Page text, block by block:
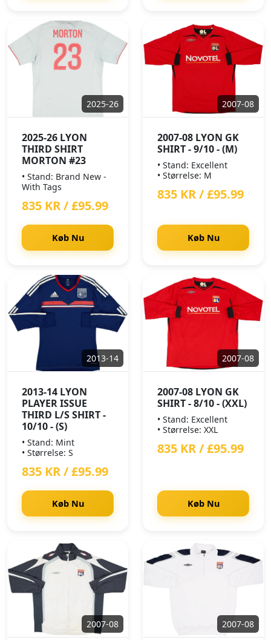
2025-26
2025-26 LYON
THIRD SHIRT
MORTON #23
• Stand: Brand New -
With Tags
835 KR / £95.99
Køb Nu
2007-08
2007-08 LYON GK
SHIRT - 9/10 - (M)
• Stand: Excellent
• Størrelse: M
835 KR / £95.99
Køb Nu
2013-14
2013-14 LYON
PLAYER ISSUE
THIRD L/S SHIRT -
10/10 - (S)
• Stand: Mint
• Størrelse: S
835 KR / £95.99
Køb Nu
2007-08
2007-08 LYON GK
SHIRT - 8/10 - (XXL)
• Stand: Excellent
• Størrelse: XXL
835 KR / £95.99
Køb Nu
2007-08 2007-08